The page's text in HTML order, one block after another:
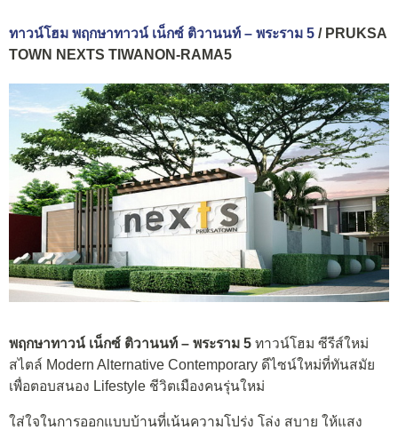
ทาวน์โฮม พฤกษาทาวน์ เน็กซ์ ติวานนท์ – พระราม 5 / PRUKSA
TOWN NEXTS TIWANON-RAMA5
พฤกษาทาวน์ เน็กซ์ ติวานนท์ – พระราม 5 ทาวน์โฮม ซีรีส์ใหม่
สไตล์ Modern Alternative Contemporary ดีไซน์ใหม่ที่ทันสมัย
เพื่อตอบสนอง Lifestyle ชีวิตเมืองคนรุ่นใหม่
ใส่ใจในการออกแบบบ้านที่เน้นความโปร่ง โล่ง สบาย ให้แสง